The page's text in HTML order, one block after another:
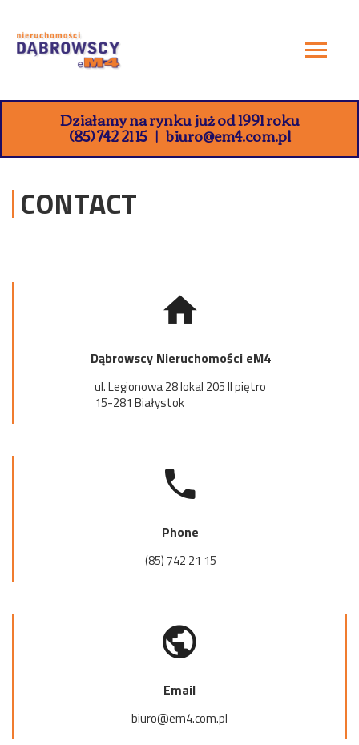
Działamy na rynku już od 1991 roku
(85) 742 21 15 biuro@em4.com.pl
CONTACT
Dąbrowscy Nieruchomości eM4
ul. Legionowa 28 lokal 205 II piętro
15-281 Białystok
Phone
(85) 742 21 15
Email
biuro@em4.com.pl